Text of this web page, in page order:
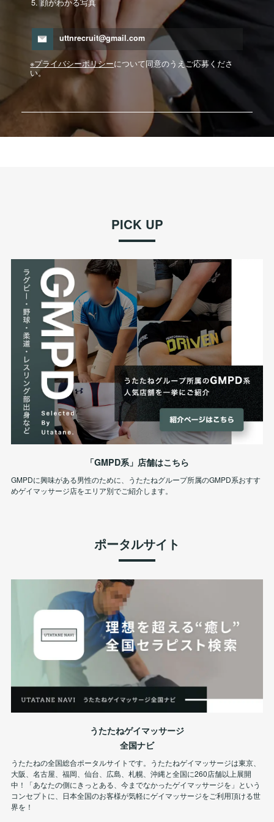
顔がわかる写真
uttnrecruit@gmail.com
※プライバシーポリシーについて同意のうえご応募くださ
い。
PICK UP
「GMPD系」店舗はこちら
GMPDに興味がある男性のために、うたたねグループ所属のGMPD系おすす
めゲイマッサージ店をエリア別でご紹介します。
ポータルサイト
うたたねゲイマッサージ
全国ナビ
うたたねの全国総合ポータルサイトです。うたたねゲイマッサージは東京、
大阪、名古屋、福岡、仙台、広島、札幌、沖縄と全国に260店舗以上展開
中！「あなたの側にきっとある、今までなかったゲイマッサージを」という
コンセプトに、日本全国のお客様が気軽にゲイマッサージをご利用頂ける世
界を！